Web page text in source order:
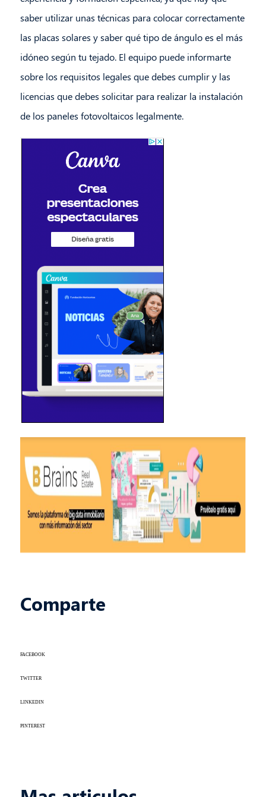
saber utilizar unas técnicas para colocar correctamente
las placas solares y saber qué tipo de ángulo es el más
idóneo según tu tejado. El equipo puede informarte
sobre los requisitos legales que debes cumplir y las
licencias que debes solicitar para realizar la instalación
de los paneles fotovoltaicos legalmente.
Comparte
FACEBOOK
TWITTER
LINKEDIN
PINTEREST